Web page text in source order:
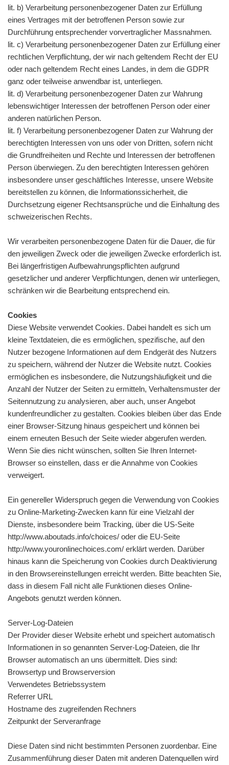
lit. b) Verarbeitung personenbezogener Daten zur Erfüllung
eines Vertrages mit der betroffenen Person sowie zur
Durchführung entsprechender vorvertraglicher Massnahmen.
lit. c) Verarbeitung personenbezogener Daten zur Erfüllung einer
rechtlichen Verpflichtung, der wir nach geltendem Recht der EU
oder nach geltendem Recht eines Landes, in dem die GDPR
ganz oder teilweise anwendbar ist, unterliegen.
lit. d) Verarbeitung personenbezogener Daten zur Wahrung
lebenswichtiger Interessen der betroffenen Person oder einer
anderen natürlichen Person.
lit. f) Verarbeitung personenbezogener Daten zur Wahrung der
berechtigten Interessen von uns oder von Dritten, sofern nicht
die Grundfreiheiten und Rechte und Interessen der betroffenen
Person überwiegen. Zu den berechtigten Interessen gehören
insbesondere unser geschäftliches Interesse, unsere Website
bereitstellen zu können, die Informationssicherheit, die
Durchsetzung eigener Rechtsansprüche und die Einhaltung des
schweizerischen Rechts.
Wir verarbeiten personenbezogene Daten für die Dauer, die für
den jeweiligen Zweck oder die jeweiligen Zwecke erforderlich ist.
Bei längerfristigen Aufbewahrungspflichten aufgrund
gesetzlicher und anderer Verpflichtungen, denen wir unterliegen,
schränken wir die Bearbeitung entsprechend ein.
Cookies
Diese Website verwendet Cookies. Dabei handelt es sich um
kleine Textdateien, die es ermöglichen, spezifische, auf den
Nutzer bezogene Informationen auf dem Endgerät des Nutzers
zu speichern, während der Nutzer die Website nutzt. Cookies
ermöglichen es insbesondere, die Nutzungshäufigkeit und die
Anzahl der Nutzer der Seiten zu ermitteln, Verhaltensmuster der
Seitennutzung zu analysieren, aber auch, unser Angebot
kundenfreundlicher zu gestalten. Cookies bleiben über das Ende
einer Browser-Sitzung hinaus gespeichert und können bei
einem erneuten Besuch der Seite wieder abgerufen werden.
Wenn Sie dies nicht wünschen, sollten Sie Ihren Internet-
Browser so einstellen, dass er die Annahme von Cookies
verweigert.
Ein genereller Widerspruch gegen die Verwendung von Cookies
zu Online-Marketing-Zwecken kann für eine Vielzahl der
Dienste, insbesondere beim Tracking, über die US-Seite
http://www.aboutads.info/choices/ oder die EU-Seite
http://www.youronlinechoices.com/ erklärt werden. Darüber
hinaus kann die Speicherung von Cookies durch Deaktivierung
in den Browsereinstellungen erreicht werden. Bitte beachten Sie,
dass in diesem Fall nicht alle Funktionen dieses Online-
Angebots genutzt werden können.
Server-Log-Dateien
Der Provider dieser Website erhebt und speichert automatisch
Informationen in so genannten Server-Log-Dateien, die Ihr
Browser automatisch an uns übermittelt. Dies sind:
Browsertyp und Browserversion
Verwendetes Betriebssystem
Referrer URL
Hostname des zugreifenden Rechners
Zeitpunkt der Serveranfrage
Diese Daten sind nicht bestimmten Personen zuordenbar. Eine
Zusammenführung dieser Daten mit anderen Datenquellen wird